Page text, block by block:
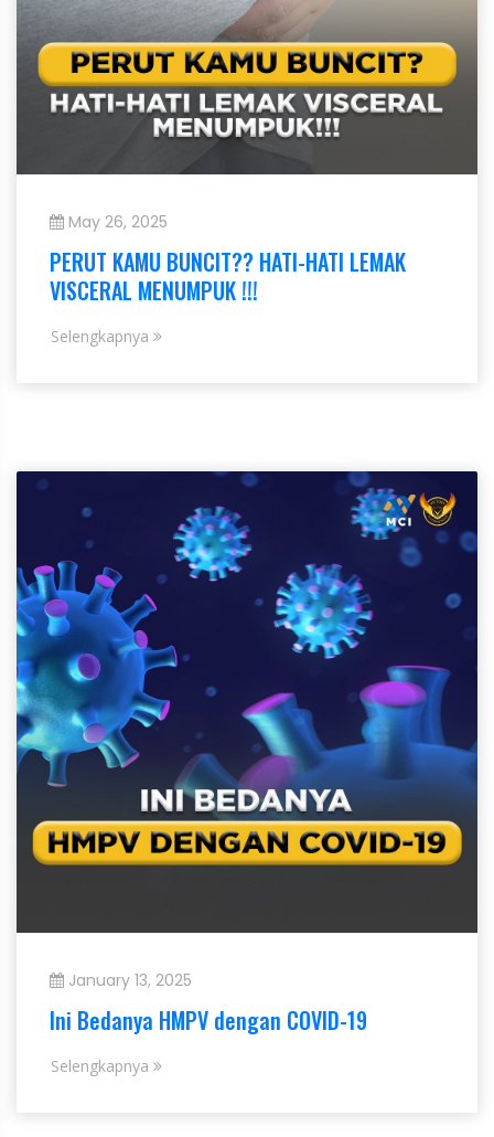
May 26, 2025
PERUT KAMU BUNCIT?? HATI-HATI LEMAK
VISCERAL MENUMPUK !!!
Selengkapnya
January 13, 2025
Ini Bedanya HMPV dengan COVID-19
Selengkapnya